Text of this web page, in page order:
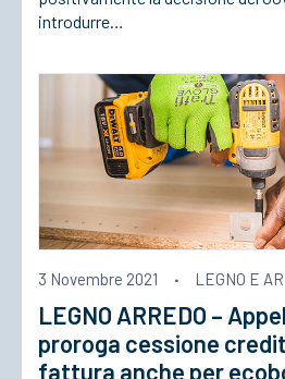
introdurre…
3 Novembre 2021 · LEGNO E
LEGNO ARREDO –
proroga cessione
fattura anche per